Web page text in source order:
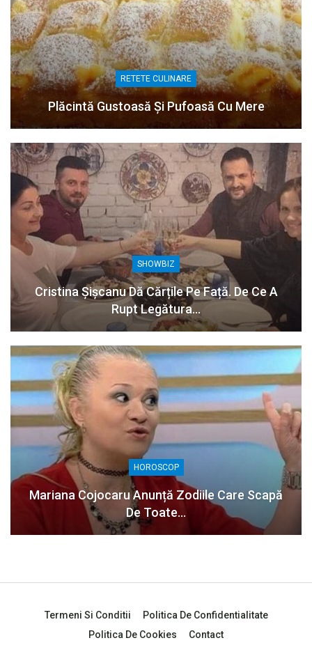
RETETE CULINARE
Plăcintă Gustoasă Și Pufoasă Cu Mere
SHOWBIZ
Cristina Șișcanu Dă Cărțile Pe Față. De Ce A
Rupt Legătura…
HOROSCOP
Mariana Cojocaru Anunță Zodiile Care Scapă
De Toate…
Termeni Si Conditii
Politica De Confidentialitate
Politica De Cookies
Contact